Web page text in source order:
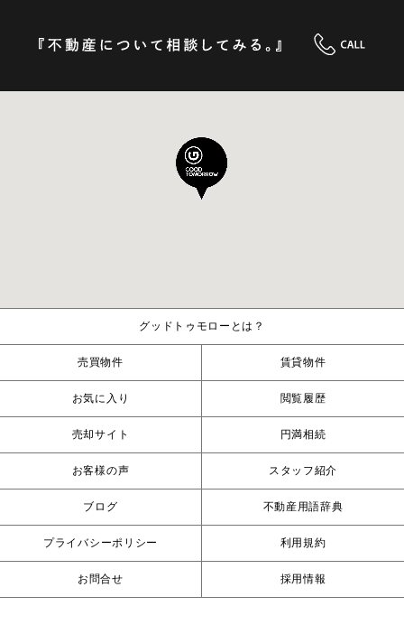
グッドトゥモローとは？
売買物件 賃貸物件
お気に入り 閲覧履歴
売却サイト 円満相続
お客様の声 スタッフ紹介
ブログ 不動産用語辞典
プライバシーポリシー 利用規約
お問合せ 採用情報